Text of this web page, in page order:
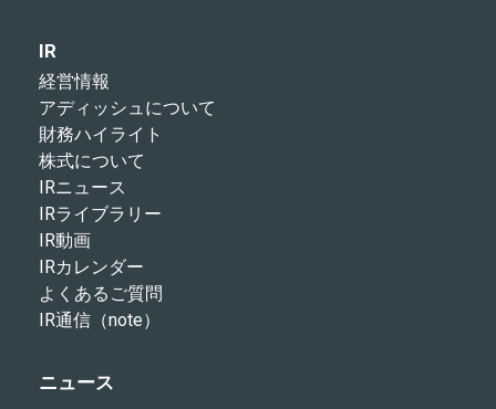
IR
経営情報
アディッシュについて
財務ハイライト
株式について
IRニュース
IRライブラリー
IR動画
IRカレンダー
よくあるご質問
IR通信（note）
ニュース